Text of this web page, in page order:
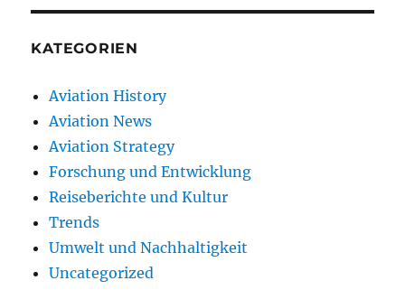
KATEGORIEN
Aviation History
Aviation News
Aviation Strategy
Forschung und Entwicklung
Reiseberichte und Kultur
Trends
Umwelt und Nachhaltigkeit
Uncategorized